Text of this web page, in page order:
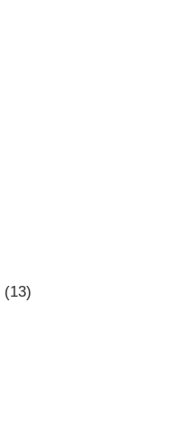
(13)